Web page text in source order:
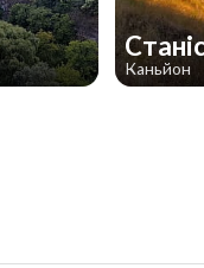
Каньйон